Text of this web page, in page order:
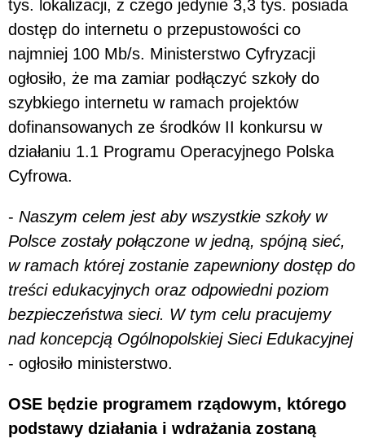
tys. lokalizacji, z czego jedynie 3,3 tys. posiada
dostęp do internetu o przepustowości co
najmniej 100 Mb/s. Ministerstwo Cyfryzacji
ogłosiło, że ma zamiar podłączyć szkoły do
szybkiego internetu w ramach projektów
dofinansowanych ze środków II konkursu w
działaniu 1.1 Programu Operacyjnego Polska
Cyfrowa.
- Naszym celem jest aby wszystkie szkoły w
Polsce zostały połączone w jedną, spójną sieć,
w ramach której zostanie zapewniony dostęp do
treści edukacyjnych oraz odpowiedni poziom
bezpieczeństwa sieci. W tym celu pracujemy
nad koncepcją Ogólnopolskiej Sieci Edukacyjnej
- ogłosiło ministerstwo.
OSE będzie programem rządowym, którego
podstawy działania i wdrażania zostaną